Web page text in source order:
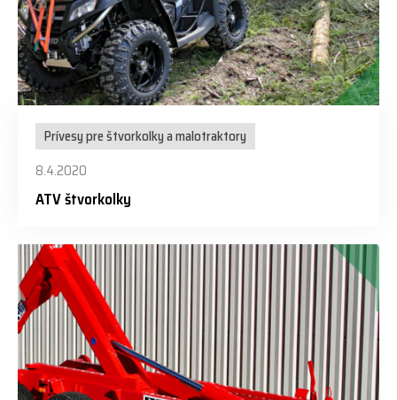
Prívesy pre štvorkolky a malotraktory
8.4.2020
ATV štvorkolky